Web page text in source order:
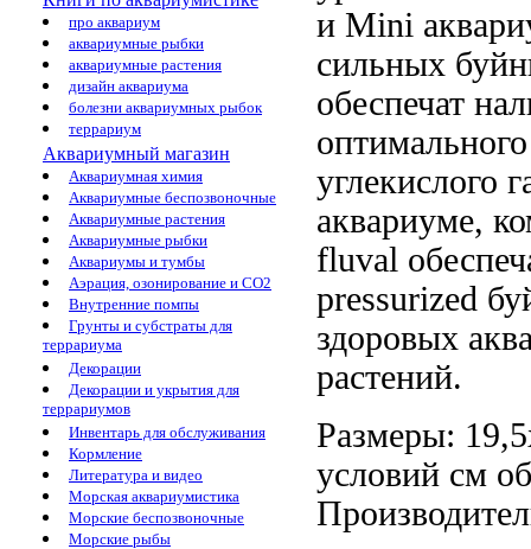
про аквариум
аквариумные рыбки
аквариумные растения
дизайн аквариума
болезни аквариумных рыбок
террариум
Аквариумный магазин
Аквариумная химия
Аквариумные беспозвоночные
Аквариумные растения
Аквариумные рыбки
Аквариумы и тумбы
Аэрация, озонирование и CO2
Внутренние помпы
Грунты и субстраты для
террариума
Декорации
Декорации и укрытия для
террариумов
Инвентарь для обслуживания
Кормление
Литература и видео
Морская аквариумистика
Морские беспозвоночные
Морские рыбы
и Mini
сильных
обеспечат
углекислого
аквариуме,
fluval
pressurized
здоровых
растений.
Размеры:
условий см